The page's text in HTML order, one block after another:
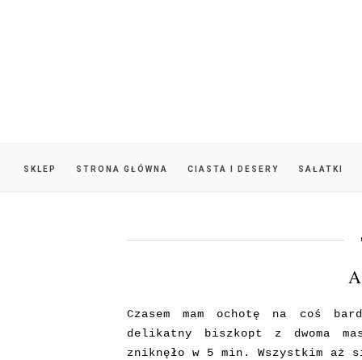
SKLEP STRONA GŁÓWNA CIASTA I DESERY SAŁATKI
Czasem mam ochotę na coś
delikatny biszkopt z dwoma
zniknęło w 5 min. Wszystkim